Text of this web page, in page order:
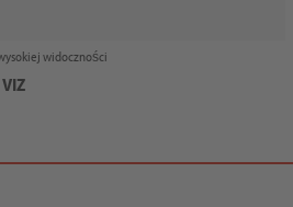
widoczności